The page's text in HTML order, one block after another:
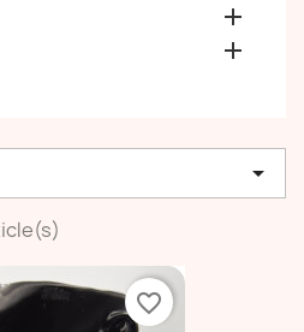



favorite_border